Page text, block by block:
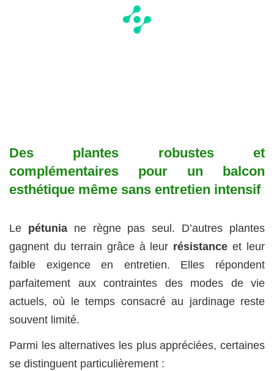
Des plantes robustes et
complémentaires pour un balcon
esthétique même sans entretien intensif
Le pétuniane règne pas seul. D’autres plantes
gagnent du terrain grâce à leur résistance et leur
faible exigence en entretien. Elles répondent
parfaitement aux contraintes des modes de vie
actuels, où le temps consacré au jardinage reste
souvent limité.
Parmi les alternatives les plus appréciées, certaines
se distinguent particulièrement :